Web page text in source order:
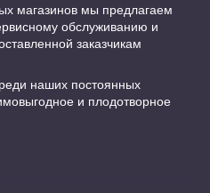
магазинов мы предлагаем
обслуживанию и
заказчикам
наших постоянных
и плодотворное